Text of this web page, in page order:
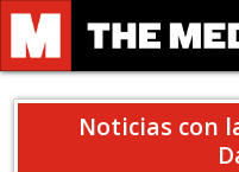
Noticias con